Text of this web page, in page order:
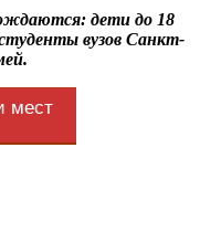
дети до 18
вузов Санкт-
мест